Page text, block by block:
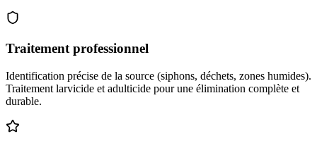
Traitement professionnel
Identification précise de la source (siphons, déchets, zones humides).
Traitement larvicide et adulticide pour une élimination complète et
durable.